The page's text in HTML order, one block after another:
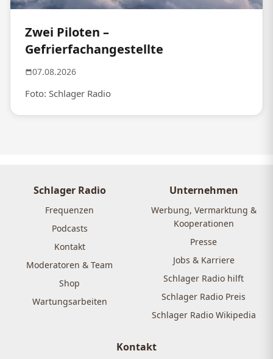
Zwei Piloten –
Gefrierfachangestellte
07.08.2026
Foto: Schlager Radio
Schlager Radio
Frequenzen
Podcasts
Kontakt
Moderatoren & Team
Shop
Wartungsarbeiten
Unternehmen
Werbung, Vermarktung &
Kooperationen
Presse
Jobs & Karriere
Schlager Radio hilft
Schlager Radio Preis
Schlager Radio Wikipedia
Kontakt